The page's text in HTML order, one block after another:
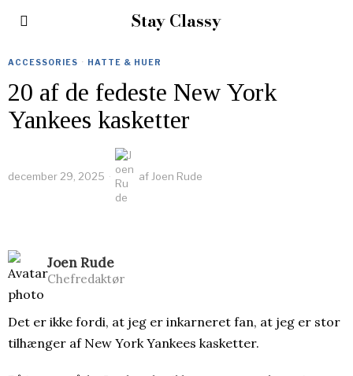
Stay Classy
ACCESSORIES · HATTE & HUER
20 af de fedeste New York
Yankees kasketter
december 29, 2025 af Joen Rude
Joen Rude
Chefredaktør
Det er ikke fordi, at jeg er inkarneret fan, at jeg er stor
tilhænger af New York Yankees kasketter.